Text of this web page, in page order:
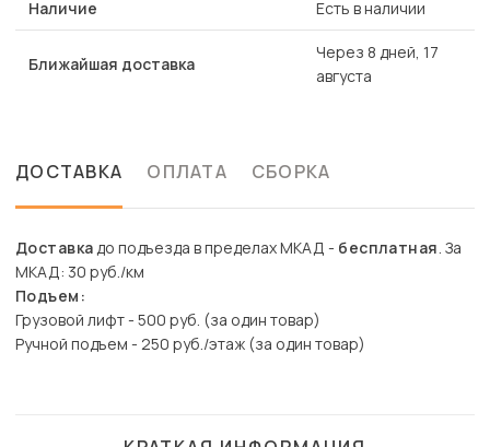
Наличие Есть в наличии
Ближайшая доставка
Через 8 дней, 17
августа
ДОСТАВКА ОПЛАТА СБОРКА
Доставкадо подъезда в пределах МКАД - бесплатная. За
МКАД: 30 руб./км
Подъем:
Грузовой лифт - 500 руб. (за один товар)
Ручной подъем - 250 руб./этаж (за один товар)